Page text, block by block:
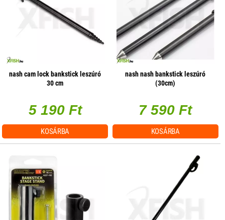
nash cam lock bankstick leszúró
30 cm
5 190 Ft
KOSÁRBA
nash nash bankstick leszúró
(30cm)
7 590 Ft
KOSÁRBA